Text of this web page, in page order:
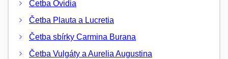
Četba Ovidia
Četba Plauta a Lucretia
Četba sbírky Carmina Burana
Četba Vulgáty a Aurelia Augustina